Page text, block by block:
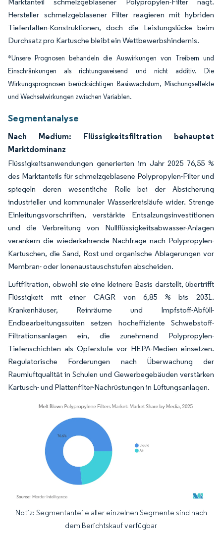
Hersteller schmelzgeblasener Filter reagieren mit hybriden
Tiefenfalten-Konstruktionen, doch die Leistungslücke beim
Durchsatz pro Kartusche bleibt ein Wettbewerbshindernis.
*Unsere Prognosen behandeln die Auswirkungen von Treibern und
Einschränkungen als richtungsweisend und nicht additiv. Die
Wirkungsprognosen berücksichtigen Basiswachstum, Mischungseffekte
und Wechselwirkungen zwischen Variablen.
Segmentanalyse
Nach Medium: Flüssigkeitsfiltration behauptet
Marktdominanz
Flüssigkeitsanwendungen generierten im Jahr 2025 76,55 %
des Marktanteils für schmelzgeblasene Polypropylen-Filter und
spiegeln deren wesentliche Rolle bei der Absicherung
industrieller und kommunaler Wasserkreisläufe wider. Strenge
Einleitungsvorschriften, verstärkte Entsalzungsinvestitionen
und die Verbreitung von Nullflüssigkeitsabwasser-Anlagen
verankern die wiederkehrende Nachfrage nach Polypropylen-
Kartuschen, die Sand, Rost und organische Ablagerungen vor
Membran- oder Ionenaustauschstufen abscheiden.
Luftfiltration, obwohl sie eine kleinere Basis darstellt, übertrifft
Flüssigkeit mit einer CAGR von 6,85 % bis 2031.
Krankenhäuser, Reinräume und Impfstoff-Abfüll-
Endbearbeitungssuiten setzen hocheffiziente Schwebstoff-
Filtrationsanlagen ein, die zunehmend Polypropylen-
Tiefenschichten als Opferstufe vor HEPA-Medien einsetzen.
Regulatorische Forderungen nach Überwachung der
Raumluftqualität in Schulen und Gewerbegebäuden verstärken
Kartusch- und Plattenfilter-Nachrüstungen in Lüftungsanlagen.
Bild © Mordor Intelligence. Wiederverwendung erfordert Namensnennung
Notiz: Segmentanteile aller einzelnen Segmente sind nach
dem Berichtskauf verfügbar